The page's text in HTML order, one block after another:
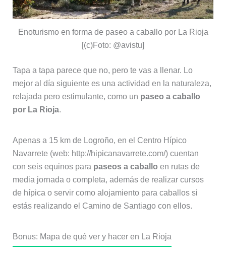
Enoturismo en forma de paseo a caballo por La Rioja
[(c)Foto: @avistu]
Tapa a tapa parece que no, pero te vas a llenar. Lo
mejor al día siguiente es una actividad en la naturaleza,
relajada pero estimulante, como un paseo a caballo
por La Rioja.
Apenas a 15 km de Logroño, en el Centro Hípico
Navarrete (web: http://hipicanavarrete.com/) cuentan
con seis equinos para paseos a caballo en rutas de
media jornada o completa, además de realizar cursos
de hípica o servir como alojamiento para caballos si
estás realizando el Camino de Santiago con ellos.
Bonus: Mapa de qué ver y hacer en La Rioja